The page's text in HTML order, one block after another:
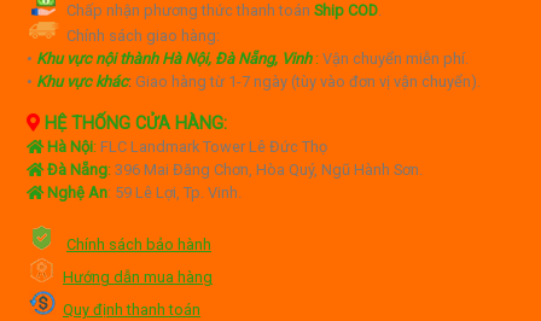
Chấp nhận phương thức thanh toán Ship COD.
Chính sách giao hàng:
• Khu vực nội thành Hà Nội, Đà Nẵng, Vinh: Vận chuyển miễn phí.
• Khu vực khác: Giao hàng từ 1-7 ngày (tùy vào đơn vị vận chuyển).
HỆ THỐNG CỬA HÀNG:
Hà Nội: FLC Landmark Tower Lê Đức Thọ
Đà Nẵng: 396 Mai Đăng Chơn, Hòa Quý, Ngũ Hành Sơn.
Nghệ An: 59 Lê Lợi, Tp. Vinh.
Chính sách bảo hành
Hướng dẫn mua hàng
Quy định thanh toán